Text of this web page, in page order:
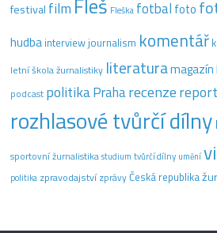
festival film Fleška fotbal foto
hudba interview journalism komentář
letní škola žurnalistiky literaturamagazín
podcast politikaPraharecenze
rozhlasové tvůrčí dílny
sportovní žurnalistika studium tvůrčí dílny umění
politika zpravodajstvízprávyČeská republika